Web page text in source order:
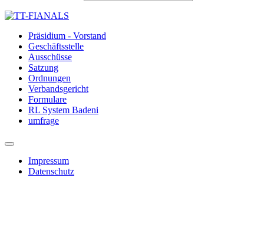
Präsidium - Vorstand
Geschäftsstelle
Ausschüsse
Satzung
Ordnungen
Verbandsgericht
Formulare
RL System Badeni
umfrage
Impressum
Datenschutz